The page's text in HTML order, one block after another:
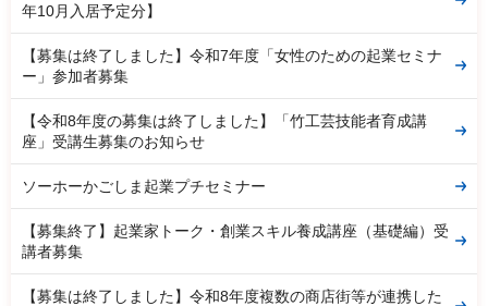
年10月入居予定分】
【募集は終了しました】令和7年度「女性のための起業セミナ
ー」参加者募集
【令和8年度の募集は終了しました】「竹工芸技能者育成講
座」受講生募集のお知らせ
ソーホーかごしま起業プチセミナー
【募集終了】起業家トーク・創業スキル養成講座（基礎編）受
講者募集
【募集は終了しました】令和8年度複数の商店街等が連携した